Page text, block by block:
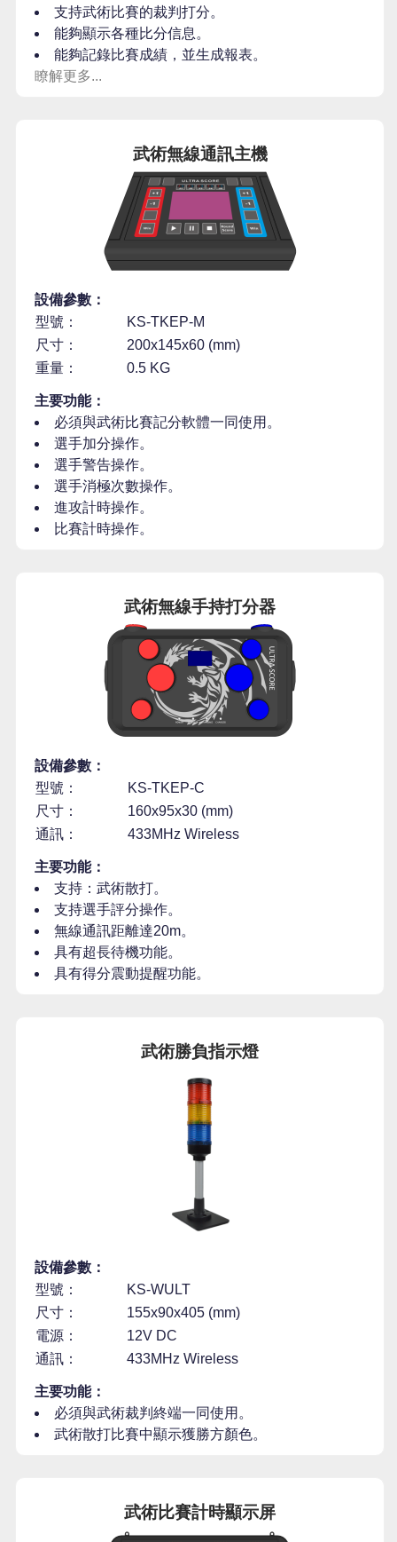
支持武術比賽的裁判打分。
能夠顯示各種比分信息。
能夠記錄比賽成績，並生成報表。
瞭解更多...
武術無線通訊主機
設備參數：
型號：
KS-TKEP-M
尺寸：
200x145x60 (mm)
重量：
0.5 KG
主要功能：
必須與武術比賽記分軟體一同使用。
選手加分操作。
選手警告操作。
選手消極次數操作。
進攻計時操作。
比賽計時操作。
武術無線手持打分器
設備參數：
型號：
KS-TKEP-C
尺寸：
160x95x30 (mm)
通訊：
433MHz Wireless
主要功能：
支持：武術散打。
支持選手評分操作。
無線通訊距離達20m。
具有超長待機功能。
具有得分震動提醒功能。
武術勝負指示燈
設備參數：
型號：
KS-WULT
尺寸：
155x90x405 (mm)
電源：
12V DC
通訊：
433MHz Wireless
主要功能：
必須與武術裁判終端一同使用。
武術散打比賽中顯示獲勝方顏色。
武術比賽計時顯示屏